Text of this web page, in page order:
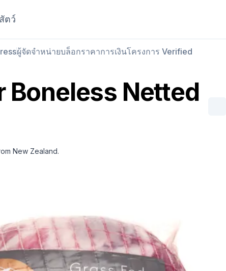
ตว์
ผู้จัดจำหน่ายบล็อกราคาการเงินโครงการ Verified
Boneless Netted
New Zealand.